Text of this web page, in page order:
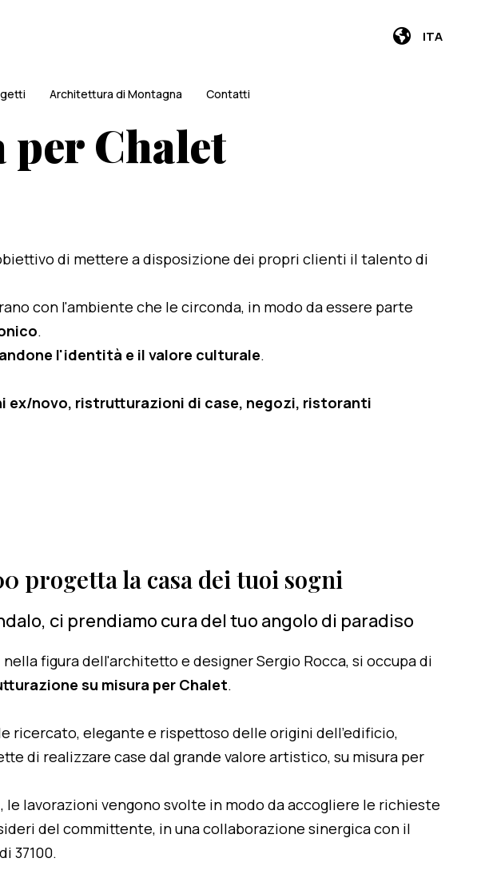
ITA
Architettura di Montagna Contatti
Chalet
di mettere a disposizione dei propri clienti il talento di
con l'ambiente che le circonda, in modo da essere parte
.
l'identità e il valore culturale.
ex/novo, ristrutturazioni di case, negozi, ristoranti
progetta la casa dei tuoi sogni
ci prendiamo cura del tuo angolo di paradiso
nella figura dell'architetto e designer Sergio Rocca, si occupa di
su misura per Chalet.
ricercato, elegante e rispettoso delle origini dell'edificio,
di realizzare case dal grande valore artistico, su misura per
le lavorazioni vengono svolte in modo da accogliere le richieste
del committente, in una collaborazione sinergica con il
37100.